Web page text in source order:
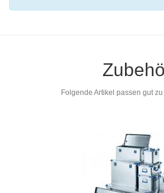
Folgende Artikel passen gut